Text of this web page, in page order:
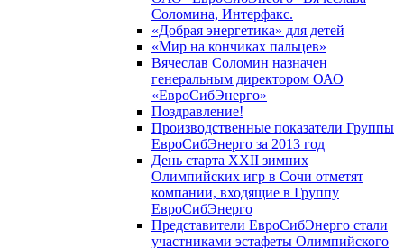
Соломина, Интерфакс.
«Добрая энергетика» для детей
«Мир на кончиках пальцев»
Вячеслав Соломин назначен
генеральным директором ОАО
«ЕвроСибЭнерго»
Поздравление!
Производственные показатели Группы
ЕвроСибЭнерго за 2013 год
День старта XXII зимних
Олимпийских игр в Сочи отметят
компании, входящие в Группу
ЕвроСибЭнерго
Представители ЕвроСибЭнерго стали
участниками эстафеты Олимпийского